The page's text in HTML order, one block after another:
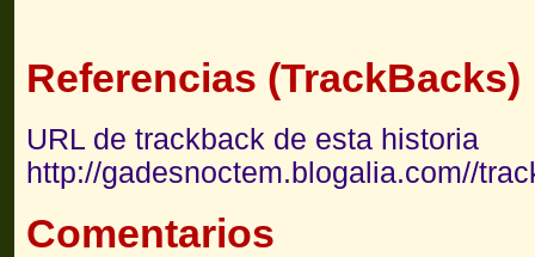
Referencias (TrackBacks)
URL de trackback de esta historia
http://gadesnoctem.blogalia.com//
Comentarios